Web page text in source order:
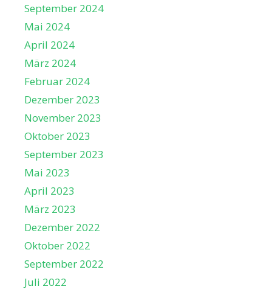
September 2024
Mai 2024
April 2024
März 2024
Februar 2024
Dezember 2023
November 2023
Oktober 2023
September 2023
Mai 2023
April 2023
März 2023
Dezember 2022
Oktober 2022
September 2022
Juli 2022